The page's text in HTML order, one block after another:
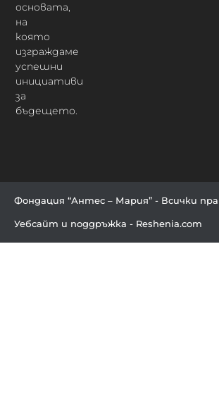
основата,
на
която
изграждаме
успешни
инициативи
за
бъдещето.
Фондация “Антес – Мария” - Всички
Уебсайт и поддръжка - Reshenia.com